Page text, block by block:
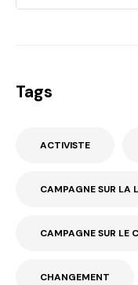
Tags
ACTIVISTE
CAMPAGNE SUR LA
CAMPAGNE SUR LE
CHANGEMENT